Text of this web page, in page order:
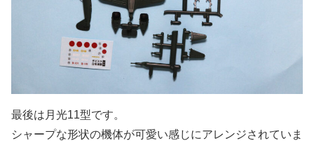
最後は月光11型です。
シャープな形状の機体が可愛い感じにアレンジされていま